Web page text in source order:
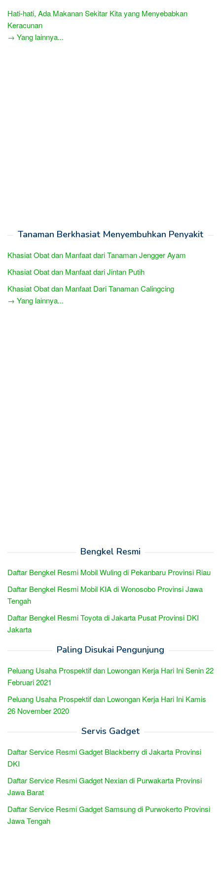
Hati-hati, Ada Makanan Sekitar Kita yang Menyebabkan
Keracunan
→ Yang lainnya...
Tanaman Berkhasiat Menyembuhkan Penyakit
Khasiat Obat dan Manfaat dari Tanaman Jengger Ayam
Khasiat Obat dan Manfaat dari Jintan Putih
Khasiat Obat dan Manfaat Dari Tanaman Calingcing
→ Yang lainnya...
Bengkel Resmi
Daftar Bengkel Resmi Mobil Wuling di Pekanbaru Provinsi Riau
Daftar Bengkel Resmi Mobil KIA di Wonosobo Provinsi Jawa
Tengah
Daftar Bengkel Resmi Toyota di Jakarta Pusat Provinsi DKI
Jakarta
Paling Disukai Pengunjung
Peluang Usaha Prospektif dan Lowongan Kerja Hari Ini Senin 22
Februari 2021
Peluang Usaha Prospektif dan Lowongan Kerja Hari Ini Kamis
26 November 2020
Servis Gadget
Daftar Service Resmi Gadget Blackberry di Jakarta Provinsi
DKI
Daftar Service Resmi Gadget Nexian di Purwakarta Provinsi
Jawa Barat
Daftar Service Resmi Gadget Samsung di Purwokerto Provinsi
Jawa Tengah